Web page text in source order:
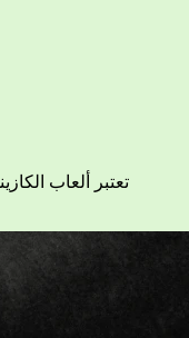
تعتبر ألعاب